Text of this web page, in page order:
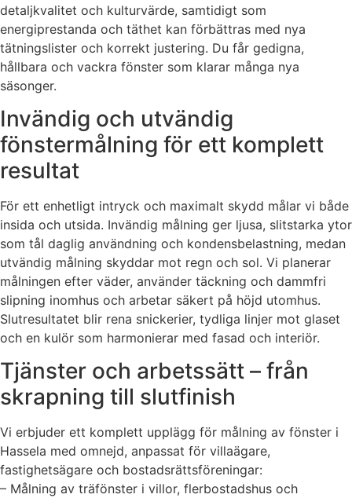
detaljkvalitet och kulturvärde, samtidigt som
energiprestanda och täthet kan förbättras med nya
tätningslister och korrekt justering. Du får gedigna,
hållbara och vackra fönster som klarar många nya
säsonger.
Invändig och utvändig
fönstermålning för ett komplett
resultat
För ett enhetligt intryck och maximalt skydd målar vi både
insida och utsida. Invändig målning ger ljusa, slitstarka ytor
som tål daglig användning och kondensbelastning, medan
utvändig målning skyddar mot regn och sol. Vi planerar
målningen efter väder, använder täckning och dammfri
slipning inomhus och arbetar säkert på höjd utomhus.
Slutresultatet blir rena snickerier, tydliga linjer mot glaset
och en kulör som harmonierar med fasad och interiör.
Tjänster och arbetssätt – från
skrapning till slutfinish
Vi erbjuder ett komplett upplägg för målning av fönster i
Hassela med omnejd, anpassat för villaägare,
fastighetsägare och bostadsrättsföreningar:
– Målning av träfönster i villor, flerbostadshus och